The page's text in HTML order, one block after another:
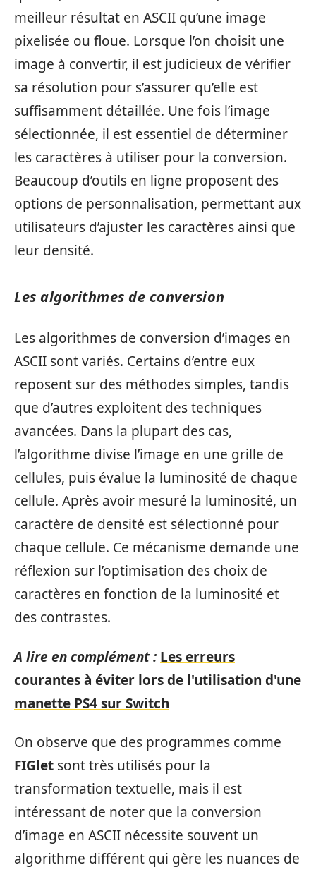
meilleur résultat en ASCII qu’une image
pixelisée ou floue. Lorsque l’on choisit une
image à convertir, il est judicieux de vérifier
sa résolution pour s’assurer qu’elle est
suffisamment détaillée. Une fois l’image
sélectionnée, il est essentiel de déterminer
les caractères à utiliser pour la conversion.
Beaucoup d’outils en ligne proposent des
options de personnalisation, permettant aux
utilisateurs d’ajuster les caractères ainsi que
leur densité.
Les algorithmes de conversion
Les algorithmes de conversion d’images en
ASCII sont variés. Certains d’entre eux
reposent sur des méthodes simples, tandis
que d’autres exploitent des techniques
avancées. Dans la plupart des cas,
l’algorithme divise l’image en une grille de
cellules, puis évalue la luminosité de chaque
cellule. Après avoir mesuré la luminosité, un
caractère de densité est sélectionné pour
chaque cellule. Ce mécanisme demande une
réflexion sur l’optimisation des choix de
caractères en fonction de la luminosité et
des contrastes.
A lire en complément : Les erreurs
courantes à éviter lors de l'utilisation d'une
manette PS4 sur Switch
On observe que des programmes comme
FIGlet sont très utilisés pour la
transformation textuelle, mais il est
intéressant de noter que la conversion
d’image en ASCII nécessite souvent un
algorithme différent qui gère les nuances de